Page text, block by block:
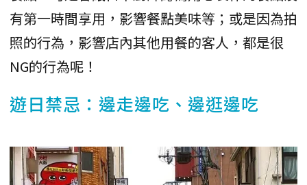
有第一時間享用，影響餐點美味等；或是因為拍
照的行為，影響店內其他用餐的客人，都是很
NG的行為呢！
遊日禁忌：邊走邊吃、邊逛邊吃